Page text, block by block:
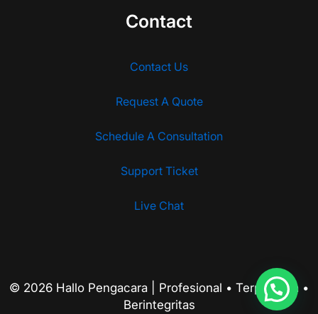
Contact
Contact Us
Request A Quote
Schedule A Consultation
Support Ticket
Live Chat
© 2026 Hallo Pengacara | Profesional • Terpercaya •
Berintegritas